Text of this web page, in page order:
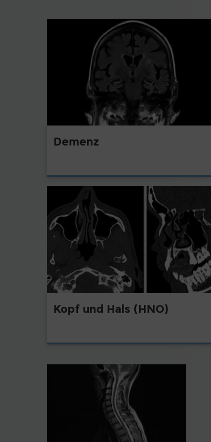
Demenz
Kopf und Hals (HNO)